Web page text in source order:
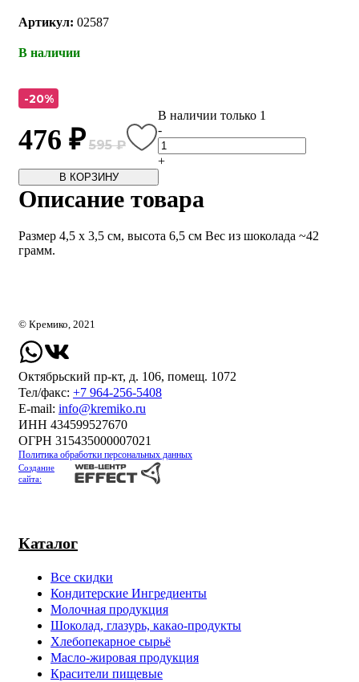
Артикул: 02587
В наличии
-20%
476 ₽ 595 ₽
В наличии только 1
-
+
В КОРЗИНУ
Описание товара
Размер 4,5 х 3,5 см, высота 6,5 см Вес из шоколада ~42
грамм.
Каталог
Все скидки
Кондитерские Ингредиенты
Молочная продукция
Шоколад, глазурь, какао-продукты
Хлебопекарное сырьё
Масло-жировая продукция
Красители пищевые
© Кремико, 2021
Октябрьский пр-кт, д. 106, помещ. 1072
Тел/факс: +7 964-256-5408
Е-mail: info@kremiko.ru
ИНН 434599527670
ОГРН 315435000007021
Политика обработки персональных данных
Создание
сайта: